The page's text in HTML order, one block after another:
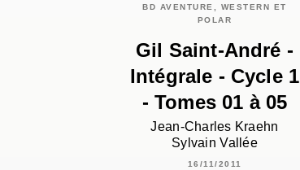
BD AVENTURE, WESTERN ET
POLAR
Gil Saint-André -
Intégrale - Cycle 1
- Tomes 01 à 05
Jean-Charles Kraehn
Sylvain Vallée
16/11/2011